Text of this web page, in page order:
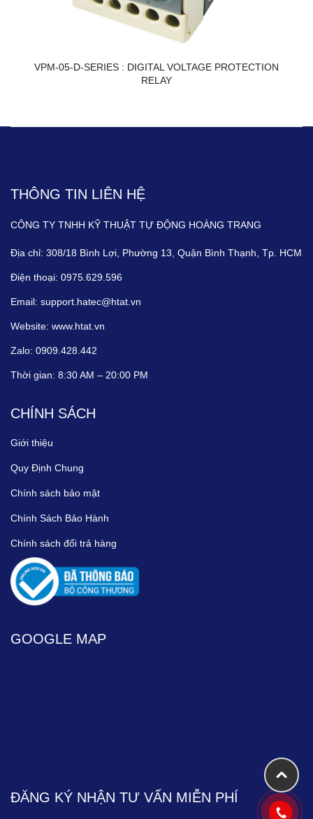
VPM-05-D-SERIES : DIGITAL VOLTAGE PROTECTION
RELAY
THÔNG TIN LIÊN HỆ
CÔNG TY TNHH KỸ THUẬT TỰ ĐỘNG HOÀNG TRANG
Địa chỉ: 308/18 Bình Lợi, Phường 13, Quận Bình Thạnh, Tp. HCM
Điện thoại: 0975.629.596
Email: support.hatec@htat.vn
Website: www.htat.vn
Zalo: 0909.428.442
Thời gian: 8:30 AM – 20:00 PM
CHÍNH SÁCH
Giới thiệu
Quy Định Chung
Chính sách bảo mật
Chính Sách Bảo Hành
Chính sách đổi trả hàng
GOOGLE MAP
ĐĂNG KÝ NHẬN TƯ VẤN MIỄN PHÍ